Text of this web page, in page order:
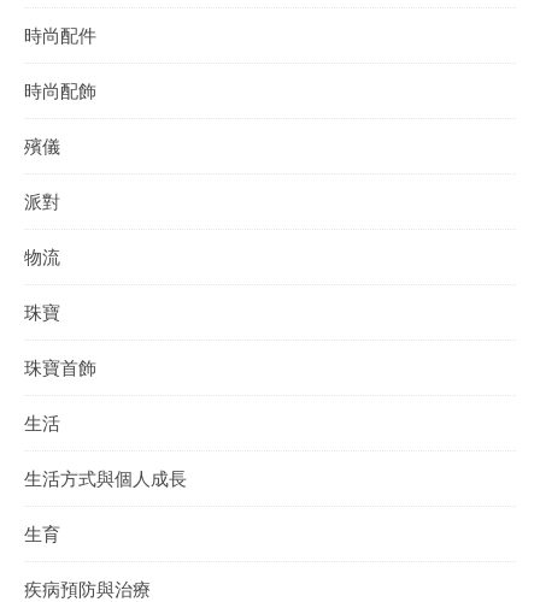
時尚配件
時尚配飾
殯儀
派對
物流
珠寶
珠寶首飾
生活
生活方式與個人成長
生育
疾病預防與治療